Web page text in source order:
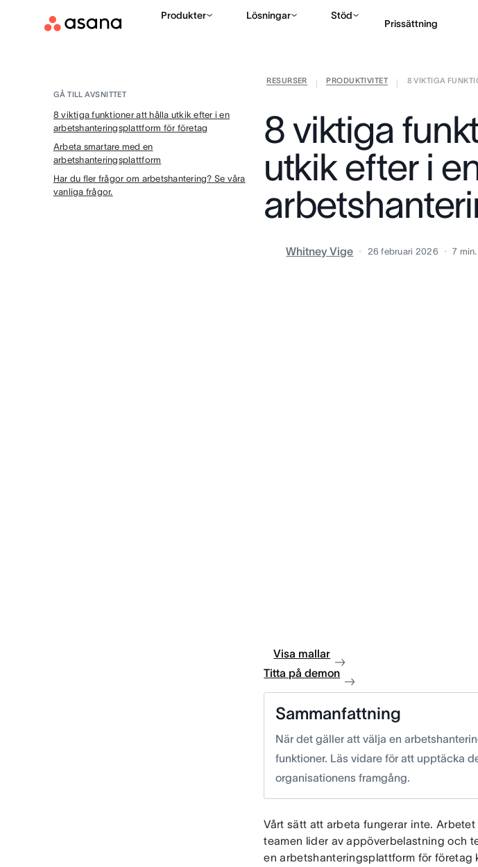
Produkter Lösningar Stöd
Prissättning
RESURSER PRODUKTIVITET 8 VIKTIGA
8 viktiga
utkik efter i
Whitney Vige 26 februari 2026 7
GÅ TILL AVSNITTET
8 viktiga funktioner att hålla utkik efter i en
arbetshanteringsplattform för företag
Arbeta smartare med en
arbetshanteringsplattform
Har du fler frågor om arbetshantering? Se våra
vanliga frågor.
Visa mallar
Titta på demon
Sammanfattning
När det gäller att välja en
funktioner. Läs vidare för att upptäcka
organisationens framgång.
Vårt sätt att arbeta fungerar inte.
teamen lider av appöverbelastning och
en arbetshanteringsplattform för företag